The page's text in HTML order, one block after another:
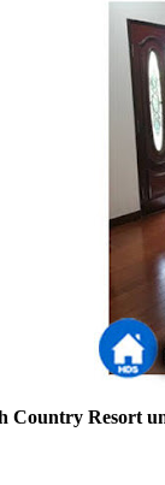
Country Resort